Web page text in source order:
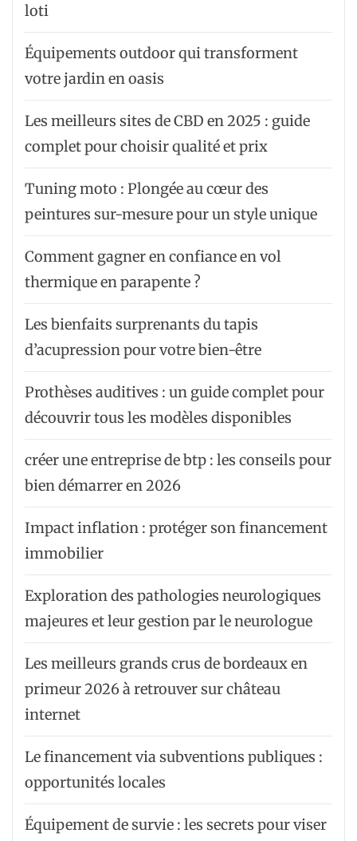
loti
Équipements outdoor qui transforment
votre jardin en oasis
Les meilleurs sites de CBD en 2025 : guide
complet pour choisir qualité et prix
Tuning moto : Plongée au cœur des
peintures sur-mesure pour un style unique
Comment gagner en confiance en vol
thermique en parapente ?
Les bienfaits surprenants du tapis
d’acupression pour votre bien-être
Prothèses auditives : un guide complet pour
découvrir tous les modèles disponibles
créer une entreprise de btp : les conseils pour
bien démarrer en 2026
Impact inflation : protéger son financement
immobilier
Exploration des pathologies neurologiques
majeures et leur gestion par le neurologue
Les meilleurs grands crus de bordeaux en
primeur 2026 à retrouver sur château
internet
Le financement via subventions publiques :
opportunités locales
Équipement de survie : les secrets pour viser